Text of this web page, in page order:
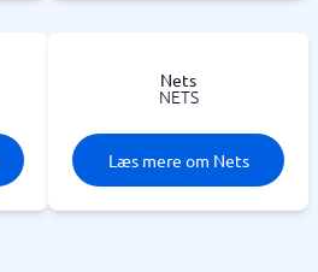
Nets
NETS
Læs mere om Nets